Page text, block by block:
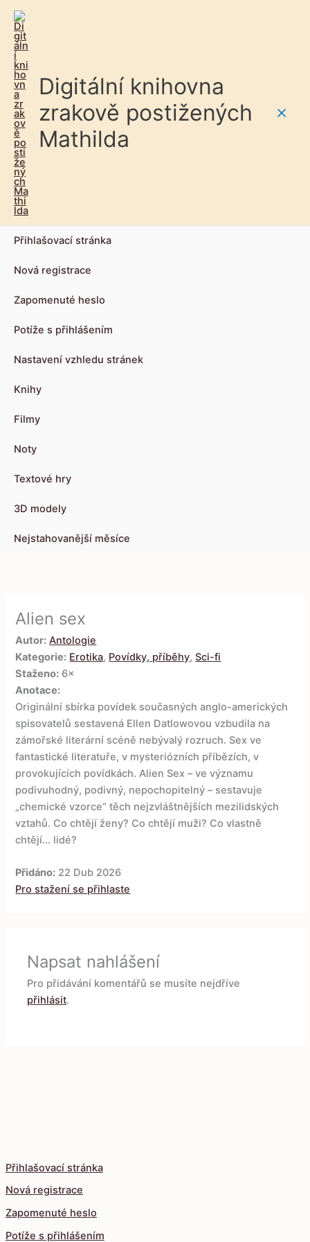
Digitální knihovna
zrakově postižených
Mathilda
Přihlašovací stránka
Nová registrace
Zapomenuté heslo
Potíže s přihlášením
Nastavení vzhledu stránek
Knihy
Filmy
Noty
Textové hry
3D modely
Nejstahovanější měsíce
Přihlašovací stránka
Nová registrace
Zapomenuté heslo
Potíže s přihlášením
Alien sex
Autor: Antologie
Kategorie: Erotika, Povídky, příběhy,Sci-fi
Staženo: 6×
Anotace:
Originální sbírka povídek současných anglo-amerických
spisovatelů sestavená Ellen Datlowovou vzbudila na
zámořské literární scéně nebývalý rozruch. Sex ve
fantastické literatuře, v mysteriózních příbězích, v
provokujících povídkách. Alien Sex – ve významu
podivuhodný, podivný, nepochopitelný – sestavuje
„chemické vzorce“ těch nejzvláštnějších mezilidských
vztahů. Co chtějí ženy? Co chtějí muži? Co vlastně
chtějí… lidé?
Přidáno: 22 Dub 2026
Pro stažení se přihlaste
Napsat nahlášení
Pro přidávání komentářů se musíte nejdříve
přihlásit.